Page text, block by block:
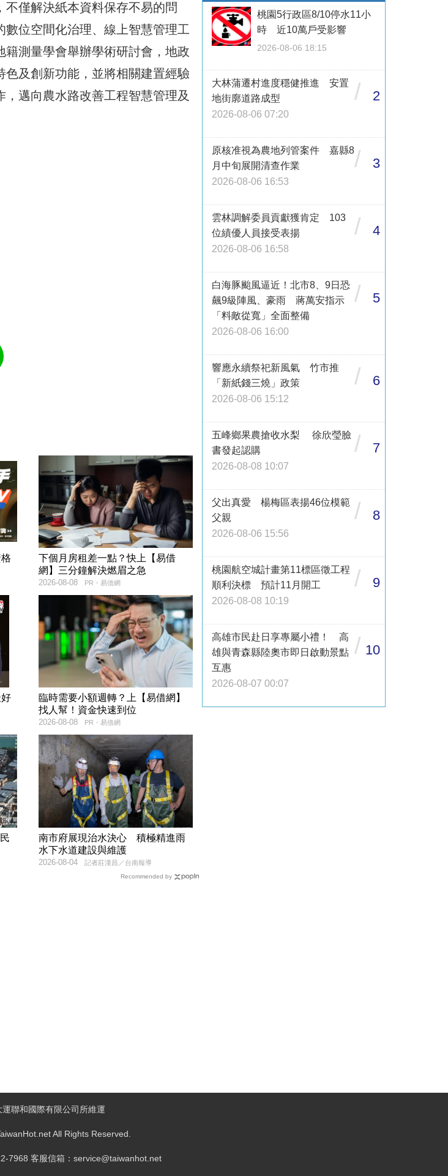
僅解決紙本資料保存不易的問
位空間化治理、線上智慧管理工
測量學會舉辦學術研討會，地政
及創新功能，並將相關建置經驗
邁向農水路改善工程智慧管理及
下個月房租差一點？快上【易借
網】三分鐘解決燃眉之急
PR・易借網
2026-08-08
臨時需要小額週轉？上【易借網】
找人幫！資金快速到位
PR・易借網
2026-08-08
南市府展現治水決心 積極精進雨
水下水道建設與維護
記者莊漢昌／台南報導
2026-08-04
Recommended by
桃園5行政區8/10停水11小
時 近10萬戶受影響
2026-08-06 18:15
大林蒲遷村進度穩健推進 安置
地街廓道路成型
2026-08-06 07:20
/ 2
原核准視為農地列管案件 嘉縣8
月中旬展開清查作業
2026-08-06 16:53
/ 3
雲林調解委員貢獻獲肯定 103
位績優人員接受表揚
2026-08-06 16:58
/ 4
白海豚颱風逼近！北市8、9日恐
飆9級陣風、豪雨 蔣萬安指示
「料敵從寬」全面整備
2026-08-06 16:00
/ 5
響應永續祭祀新風氣 竹市推
「新紙錢三燒」政策
2026-08-06 15:12
/ 6
五峰鄉果農搶收水梨 徐欣瑩臉
書發起認購
2026-08-08 10:07
/ 7
父出真愛 楊梅區表揚46位模範
父親
2026-08-06 15:56
/ 8
桃園航空城計畫第11標區徵工程
順利決標 預計11月開工
2026-08-08 10:19
/ 9
高雄市民赴日享專屬小禮！ 高
雄與青森縣陸奧市即日啟動景點
互惠
2026-08-07 00:07
/ 10
運聯和國際有限公司所維運
All Rights Reserved.
7968 客服信箱：service@taiwanhot.net